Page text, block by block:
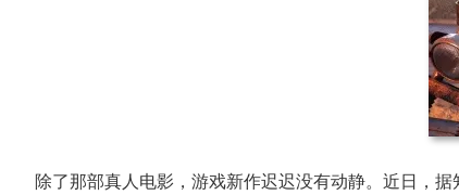
除了那部真人电影，游戏新作迟迟没有动静。近日，